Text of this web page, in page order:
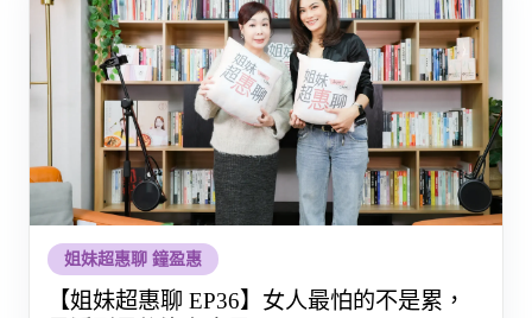
姐妹超惠聊 鐘盈惠
【姐妹超惠聊 EP36】女人最怕的不是累，